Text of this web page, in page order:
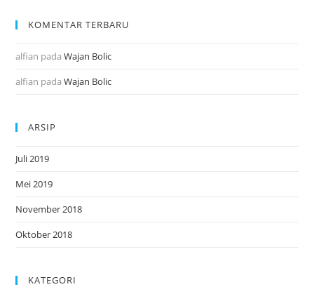
KOMENTAR TERBARU
alfian padaWajan Bolic
alfian padaWajan Bolic
ARSIP
Juli 2019
Mei 2019
November 2018
Oktober 2018
KATEGORI